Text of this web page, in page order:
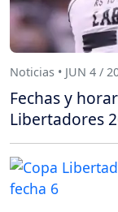
Noticias • JUN 4 /
Fechas y
Libertadores